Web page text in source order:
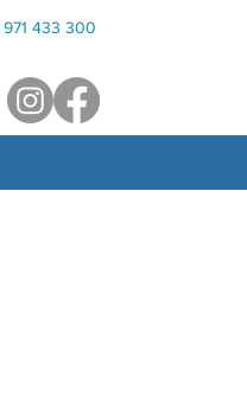
971 433 300